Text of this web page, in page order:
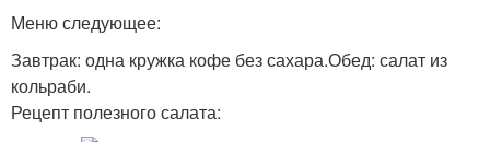
Меню следующее:
Завтрак: одна кружка кофе без сахара.Обед: салат из
кольраби.
Рецепт полезного салата: